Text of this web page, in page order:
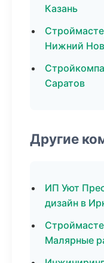
Казань
Нижний
Саратов
Другие
ИП Уют
дизайн в
Малярные